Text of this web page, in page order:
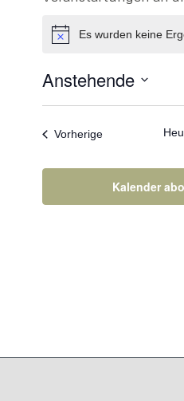
HinweisEs wurden keine
Anstehende
VorherigeVeranstaltungen
Kalender